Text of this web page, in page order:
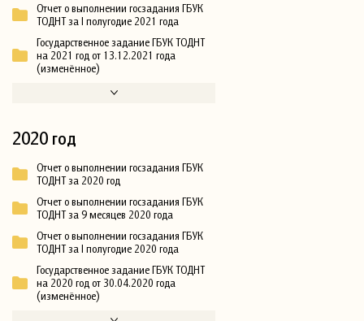
Отчет о выполнении госзадания ГБУК
ТОДНТ за I полугодие 2021 года
Государственное задание ГБУК ТОДНТ
на 2021 год от 13.12.2021 года
(изменённое)
2020 год
Отчет о выполнении госзадания ГБУК
ТОДНТ за 2020 год
Отчет о выполнении госзадания ГБУК
ТОДНТ за 9 месяцев 2020 года
Отчет о выполнении госзадания ГБУК
ТОДНТ за I полугодие 2020 года
Государственное задание ГБУК ТОДНТ
на 2020 год от 30.04.2020 года
(изменённое)